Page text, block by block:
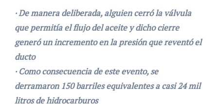
· De manera deliberada, alguien cerró la válvula
que permitía el flujo del aceite y dicho cierre
generó un incremento en la presión que reventó el
ducto
· Como consecuencia de este evento, se
derramaron 150 barriles equivalentes a casi 24 mil
litros de hidrocarburos